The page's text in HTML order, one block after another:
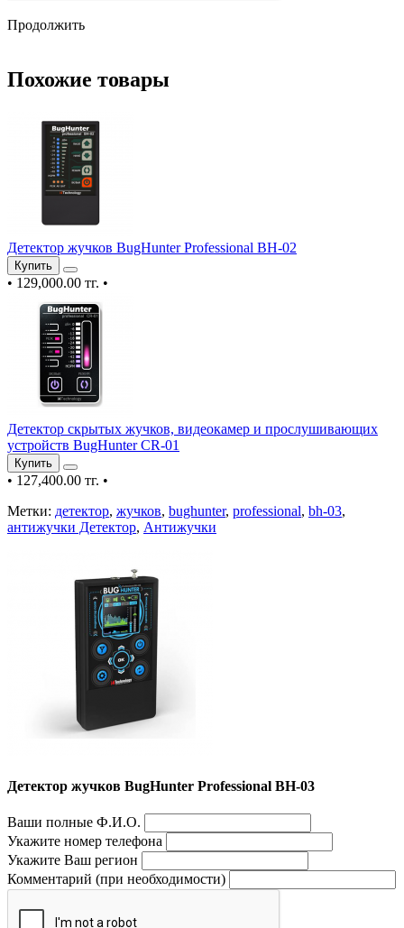
Продолжить
Похожие товары
Детектор жучков BugHunter Professional BH-02
Купить
• 129,000.00 тг. •
Детектор скрытых жучков, видеокамер и прослушивающих
устройств BugHunter CR-01
Купить
• 127,400.00 тг. •
Метки: детектор, жучков, bughunter, professional, bh-03,
антижучки Детектор, Антижучки
Детектор жучков BugHunter Professional BH-03
Ваши полные Ф.И.О.
Укажите номер телефона
Укажите Ваш регион
Комментарий (при необходимости)